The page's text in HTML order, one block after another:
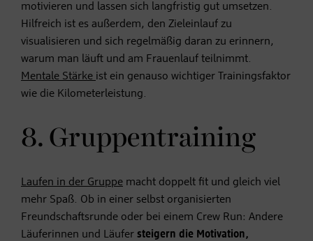
motivieren und lassen sich langfristig gut umsetzen.
Hilfreich ist es außerdem, den Zieleinlauf zu
visualisieren und sich regelmäßig daran zu erinnern,
warum man läuft und am Frauenlauf teilnimmt.
Mentale Stärke ist ein genauso wichtiger Trainingsfaktor
wie die Kilometerleistung.
8. Gruppentraining
Laufen in der Gruppe macht doppelt fit und gleich viel
mehr Spaß. Ob in einer selbst organisierten
Freundschaftsrunde oder bei einem Crew Run: Andere
Läuferinnen und Läufer steigern die Motivation,